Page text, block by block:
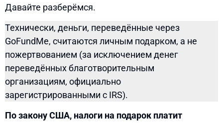
Давайте разберёмся.
Технически, деньги, переведённые через
GoFundMe, считаются личным подарком, а не
пожертвованием (за исключением денег
переведённых благотворительным
организациям, официально
зарегистрированными с IRS).
По закону США, налоги на подарок платит